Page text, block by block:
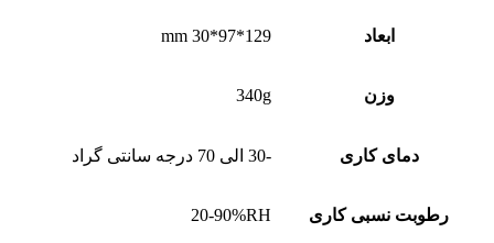
ابعاد 129*97*30 mm
وزن 340g
دمای کاری -30 الی 70 درجه سانتی گراد
رطوبت نسبی کاری 20-90%RH